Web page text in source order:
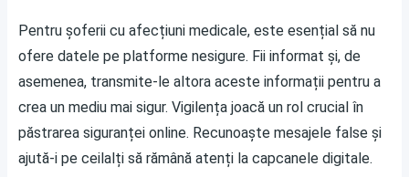
Pentru șoferii cu afecțiuni medicale, este esențial să nu
ofere datele pe platforme nesigure. Fii informat și, de
asemenea, transmite-le altora aceste informații pentru a
crea un mediu mai sigur. Vigilența joacă un rol crucial în
păstrarea siguranței online. Recunoaște mesajele false și
ajută-i pe ceilalți să rămână atenți la capcanele digitale.